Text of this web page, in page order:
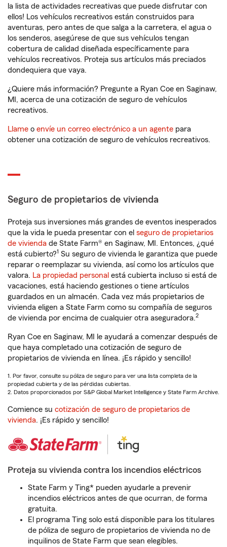
la lista de actividades recreativas que puede disfrutar con
ellos! Los vehículos recreativos están construidos para
aventuras, pero antes de que salga a la carretera, el agua o
los senderos, asegúrese de que sus vehículos tengan
cobertura de calidad diseñada específicamente para
vehículos recreativos. Proteja sus artículos más preciados
dondequiera que vaya.
¿Quiere más información? Pregunte a Ryan Coe en Saginaw,
MI, acerca de una cotización de seguro de vehículos
recreativos.
Llame o envíe un correo electrónico a un agente para
obtener una cotización de seguro de vehículos recreativos.
Seguro de propietarios de vivienda
Proteja sus inversiones más grandes de eventos inesperados
que la vida le pueda presentar con el seguro de propietarios
de vivienda de State Farm® en Saginaw, MI. Entonces, ¿qué
está cubierto?1 Su seguro de vivienda le garantiza que puede
reparar o reemplazar su vivienda, así como los artículos que
valora. La propiedad personal está cubierta incluso si está de
vacaciones, está haciendo gestiones o tiene artículos
guardados en un almacén. Cada vez más propietarios de
vivienda eligen a State Farm como su compañía de seguros
de vivienda por encima de cualquier otra aseguradora.2
Ryan Coe en Saginaw, MI le ayudará a comenzar después de
que haya completado una cotización de seguro de
propietarios de vivienda en línea. ¡Es rápido y sencillo!
1. Por favor, consulte su póliza de seguro para ver una lista completa de la
propiedad cubierta y de las pérdidas cubiertas.
2. Datos proporcionados por S&P Global Market Intelligence y State Farm Archive.
Comience su cotización de seguro de propietarios de
vivienda. ¡Es rápido y sencillo!
Proteja su vivienda contra los incendios eléctricos
State Farm y Ting* pueden ayudarle a prevenir
incendios eléctricos antes de que ocurran, de forma
gratuita.
El programa Ting solo está disponible para los titulares
de póliza de seguro de propietarios de vivienda no de
inquilinos de State Farm que sean elegibles.